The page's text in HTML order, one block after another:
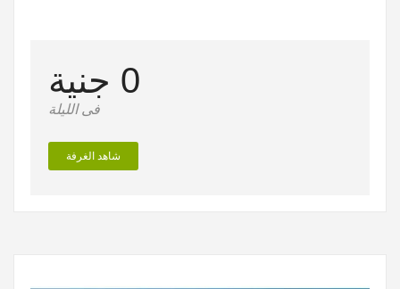
0 جنية
فى الليلة
شاهد الغرفة